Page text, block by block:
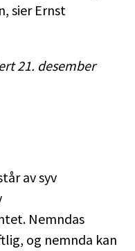
sier Ernst
21. desember
av syv
Nemndas
og nemnda kan